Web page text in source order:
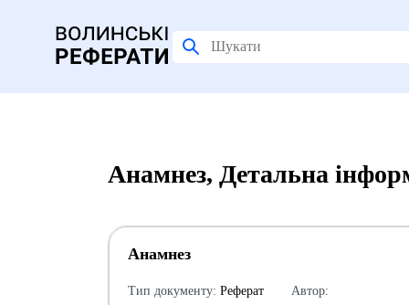
Анамнез, Детальна
Анамнез
Тип документу: Реферат
Автор: